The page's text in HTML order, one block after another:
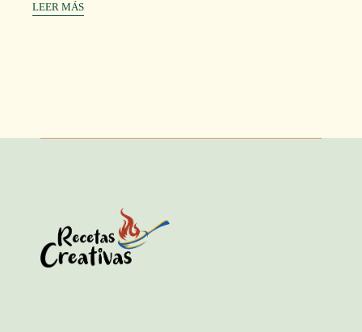
LEER MÁS